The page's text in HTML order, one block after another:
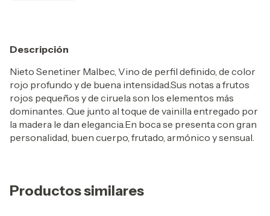
Descripción
Nieto Senetiner Malbec, Vino de perfil definido, de color
rojo profundo y de buena intensidad.Sus notas a frutos
rojos pequeños y de ciruela son los elementos más
dominantes. Que junto al toque de vainilla entregado por
la madera le dan elegancia.En boca se presenta con gran
personalidad, buen cuerpo, frutado, armónico y sensual.
Productos similares